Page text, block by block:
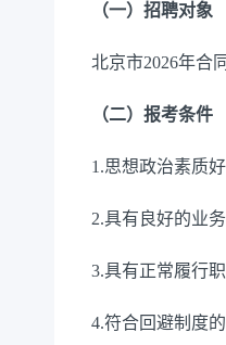
（一）招聘对象
北京市2026年合
（二）报考条件
1.思想政治素质
2.具有良好的业
3.具有正常履行
4.符合回避制度的